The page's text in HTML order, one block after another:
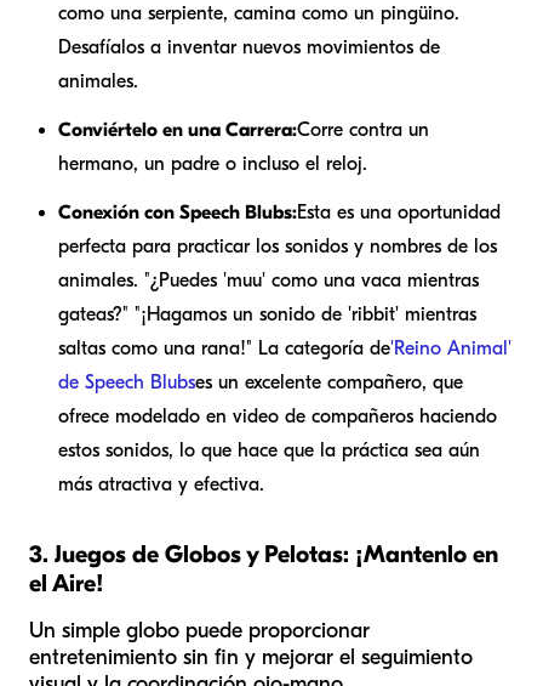
como una serpiente, camina como un pingüino.
Desafíalos a inventar nuevos movimientos de
animales.
Conviértelo en una Carrera:Corre contra un
hermano, un padre o incluso el reloj.
Conexión con Speech Blubs:Esta es una oportunidad
perfecta para practicar los sonidos y nombres de los
animales. "¿Puedes 'muu' como una vaca mientras
gateas?" "¡Hagamos un sonido de 'ribbit' mientras
saltas como una rana!" La categoría de'Reino Animal'
de Speech Blubses un excelente compañero, que
ofrece modelado en video de compañeros haciendo
estos sonidos, lo que hace que la práctica sea aún
más atractiva y efectiva.
3. Juegos de Globos y Pelotas: ¡Mantenlo en
el Aire!
Un simple globo puede proporcionar
entretenimiento sin fin y mejorar el seguimiento